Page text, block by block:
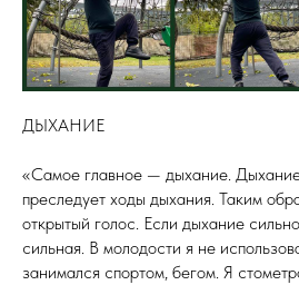
ДЫХАНИЕ
«Самое главное — дыхание.
преследует ходы дыхания. Таким
открытый голос. Если дыхание
сильная. В молодости я не
занимался спортом, бегом. Я